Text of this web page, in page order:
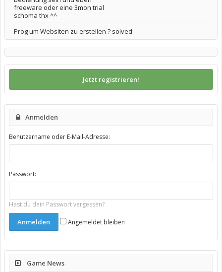
freeware oder eine 3mon trial
schoma thx ^^
Prog um Websiten zu erstellen ? solved
Jetzt registrieren!
Anmelden
Benutzername oder E-Mail-Adresse:
Passwort:
Hast du dein Passwort vergessen?
Angemeldet bleiben
Game News